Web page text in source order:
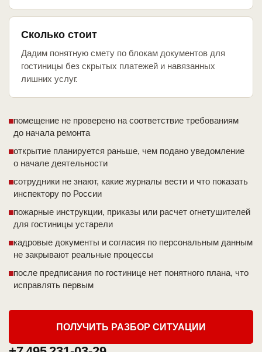
Сколько стоит
Дадим понятную смету по блокам документов для
гостиницы без скрытых платежей и навязанных
лишних услуг.
помещение не проверено на соответствие требованиям
до начала ремонта
открытие планируется раньше, чем подано уведомление
о начале деятельности
сотрудники не знают, какие журналы вести и что показать
инспектору по России
пожарные инструкции, приказы или расчет огнетушителей
для гостиницы устарели
кадровые документы и согласия по персональным данным
не закрывают реальные процессы
после предписания по гостинице нет понятного плана, что
исправлять первым
ПОЛУЧИТЬ РАЗБОР СИТУАЦИИ